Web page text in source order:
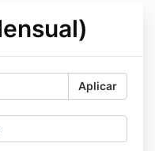
Aplicar